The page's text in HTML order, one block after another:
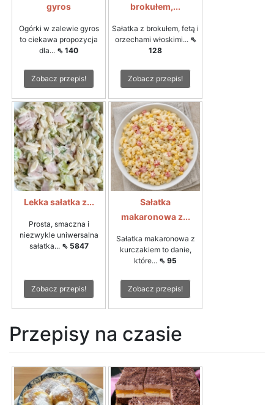
gyros
Ogórki w zalewie gyros
to ciekawa propozycja
dla... ⇖ 140
Zobacz przepis!
brokułem,...
Sałatka z brokułem, fetą i
orzechami włoskimi... ⇖
128
Zobacz przepis!
Lekka sałatka z...
Prosta, smaczna i
niezwykle uniwersalna
sałatka... ⇖ 5847
Zobacz przepis!
Sałatka
makaronowa z...
Sałatka makaronowa z
kurczakiem to danie,
które... ⇖ 95
Zobacz przepis!
Przepisy na czasie